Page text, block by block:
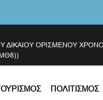
ΔΙΚΑΙΟΥ ΟΡΙΣΜΕΝΟΥ
ΠΟΛΙΤΙΣΜΌΣ